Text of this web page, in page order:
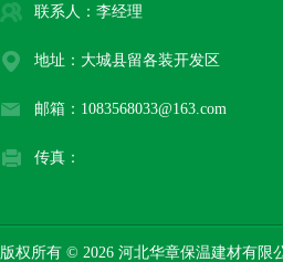
联系人：李经理
地址：大城县留各装开发区
邮箱：1083568033@163.com
传真：
版权所有 © 2026 河北华章保温建材有限